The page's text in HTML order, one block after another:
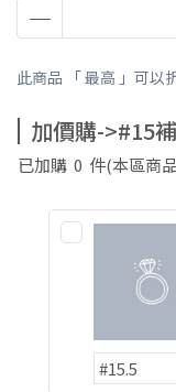
此商品 「 最高 」可以
加價購->#15
已加購 0 件(本區商